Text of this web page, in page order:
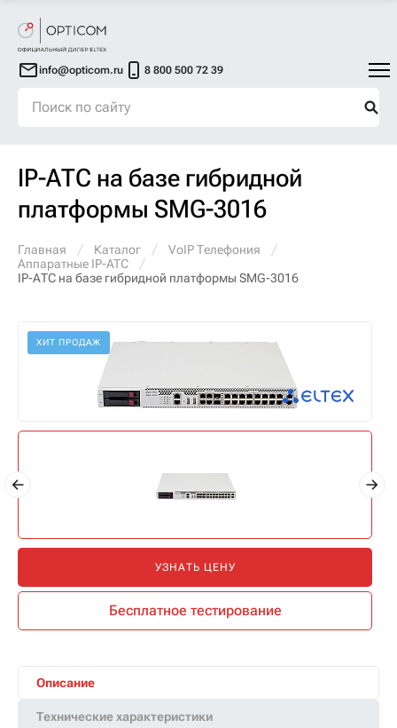
info@opticom.ru 8 800 500 72 39
IP-АТС на базе гибридной
платформы SMG-3016
Главная Каталог
VoIP Телефония
Аппаратные IP-ATC
IP-АТС на базе гибридной платформы SMG-3016
ХИТ ПРОДАЖ
УЗНАТЬ ЦЕНУ
Бесплатное тестирование
Описание
Технические характеристики